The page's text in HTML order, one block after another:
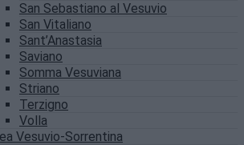
San Sebastiano al Vesuvio
San Vitaliano
Sant’Anastasia
Saviano
Somma Vesuviana
Striano
Terzigno
Volla
Vesuvio-Sorrentina